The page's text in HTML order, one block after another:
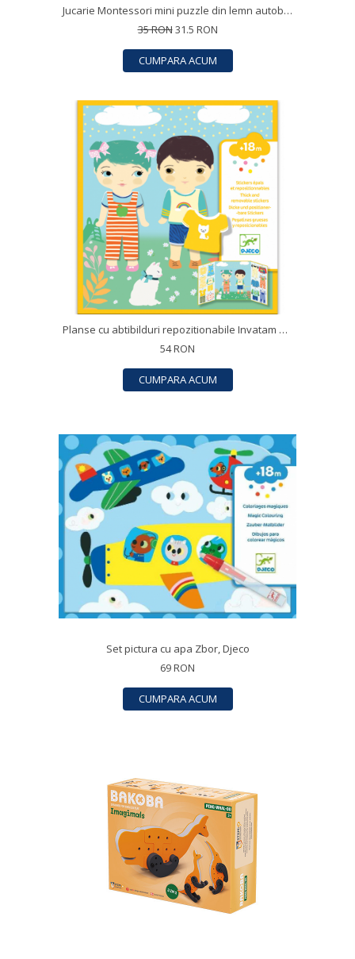
Jucarie Montessori mini puzzle din lemn autobuzul londonez, Orange Tree Toys
35 RON31.5 RON
CUMPARA ACUM
Planse cu abtibilduri repozitionabile Invatam sa ne imbracam, Djeco
54 RON
CUMPARA ACUM
Set pictura cu apa Zbor, Djeco
69 RON
CUMPARA ACUM